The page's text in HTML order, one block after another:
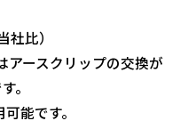
比）
アースクリップの交換が
。
能です。